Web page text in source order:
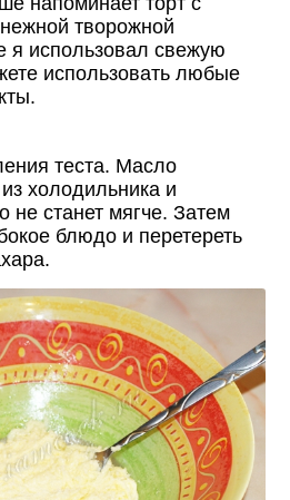
творожной
я использовал свежую
использовать любые
теста. Масло
холодильника и
не станет мягче. Затем
блюдо и перетереть